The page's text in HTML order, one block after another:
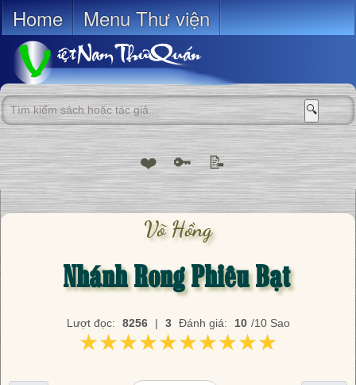
Home Menu Thư viện
🔍
❤️ 🔑 📝
Võ Hồng
Nhánh Rong Phiêu Bạt
Lượt đọc: 8256 | 3 Đánh giá: 10 /10 Sao
★★★★★★★★★★
★★★★★★★★★★